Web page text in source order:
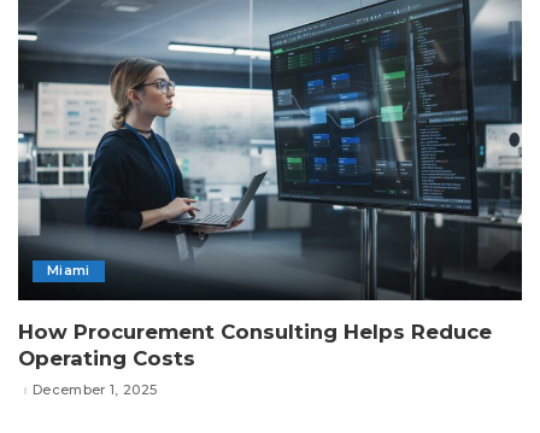
Miami
How Procurement Consulting Helps Reduce
Operating Costs
December 1, 2025